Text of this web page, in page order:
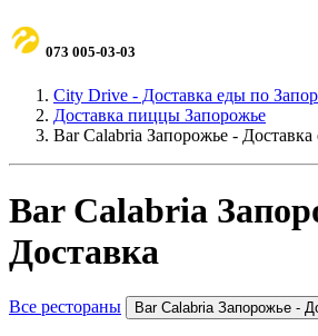
073 005-03-03
City Drive - Доставка еды по
Доставка пиццы Запорожье
Bar Calabria Запорожье - Доставка
Bar Calabria
Доставка
Все рестораны Bar Calabria Запорожье -